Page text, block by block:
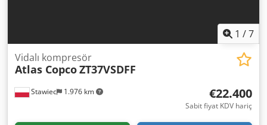
1 /7
Stawiec 1.976 km
Vidalı kompresör
Atlas CopcoZT37VSDFF
€22.400
Sabit fiyat KDV hariç